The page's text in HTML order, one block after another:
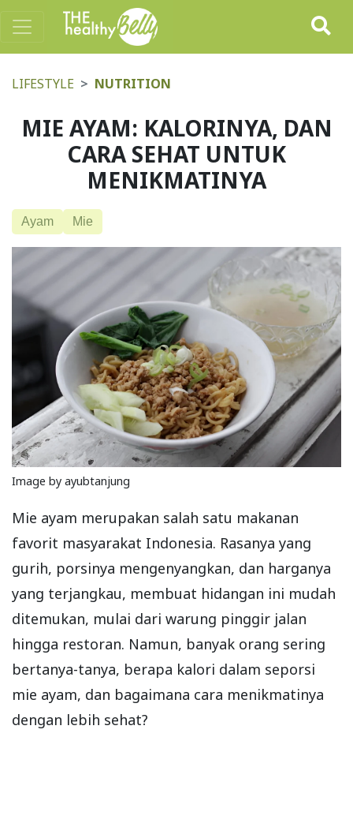
LIFESTYLE NUTRITION
MIE AYAM: KALORINYA, DAN
CARA SEHAT UNTUK
MENIKMATINYA
Ayam Mie
Image by ayubtanjung
Mie ayam merupakan salah satu makanan
favorit masyarakat Indonesia. Rasanya yang
gurih, porsinya mengenyangkan, dan harganya
yang terjangkau, membuat hidangan ini mudah
ditemukan, mulai dari warung pinggir jalan
hingga restoran. Namun, banyak orang sering
bertanya-tanya, berapa kalori dalam seporsi
mie ayam, dan bagaimana cara menikmatinya
dengan lebih sehat?